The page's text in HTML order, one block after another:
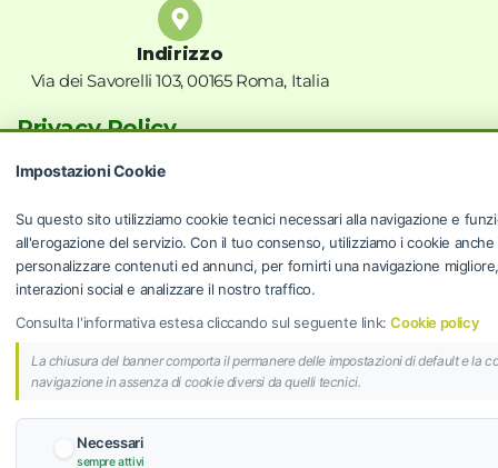
Indirizzo
Via dei Savorelli 103, 00165 Roma, Italia
Privacy Policy
Privacy Policy
Risoluzioni controversie
Programma fedeltà
AIR GROUP S.R.L.
© 2024 AIR GROUP S.R.L. | Sede Legale: Via dei
Savorelli 103, 00165 Roma (RM) | P.IVA 14298871006 |
Privacy Policy
Fedeltà
Impostazioni Cookie
Su questo sito utilizziamo cookie tecnici necessari alla navigazione e
all'erogazione del servizio. Con il tuo consenso, utilizziamo i cookie
personalizzare contenuti ed annunci, per fornirti una navigazione
interazioni social e analizzare il nostro traffico.
Consulta l'informativa estesa cliccando sul seguente link:Cookie policy
La chiusura del banner comporta il permanere delle impostazioni di default e la
navigazione in assenza di cookie diversi da quelli tecnici.
Necessari
sempre attivi